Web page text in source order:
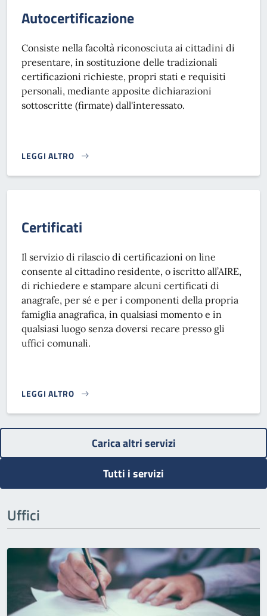
Autocertificazione
Consiste nella facoltà riconosciuta ai cittadini di
presentare, in sostituzione delle tradizionali
certificazioni richieste, propri stati e requisiti
personali, mediante apposite dichiarazioni
sottoscritte (firmate) dall'interessato.
LEGGI ALTRO
AUTOCERTIFICAZIONE}
Certificati
Il servizio di rilascio di certificazioni on line
consente al cittadino residente, o iscritto all’AIRE,
di richiedere e stampare alcuni certificati di
anagrafe, per sé e per i componenti della propria
famiglia anagrafica, in qualsiasi momento e in
qualsiasi luogo senza doversi recare presso gli
uffici comunali.
LEGGI ALTRO
CERTIFICATI}
Carica altri servizi
Tutti i servizi
Uffici